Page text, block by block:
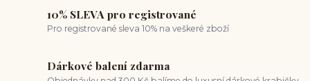
10% SLEVA pro registrované
Pro registrované sleva 10% na veškeré zboží
Dárkové balení zdarma